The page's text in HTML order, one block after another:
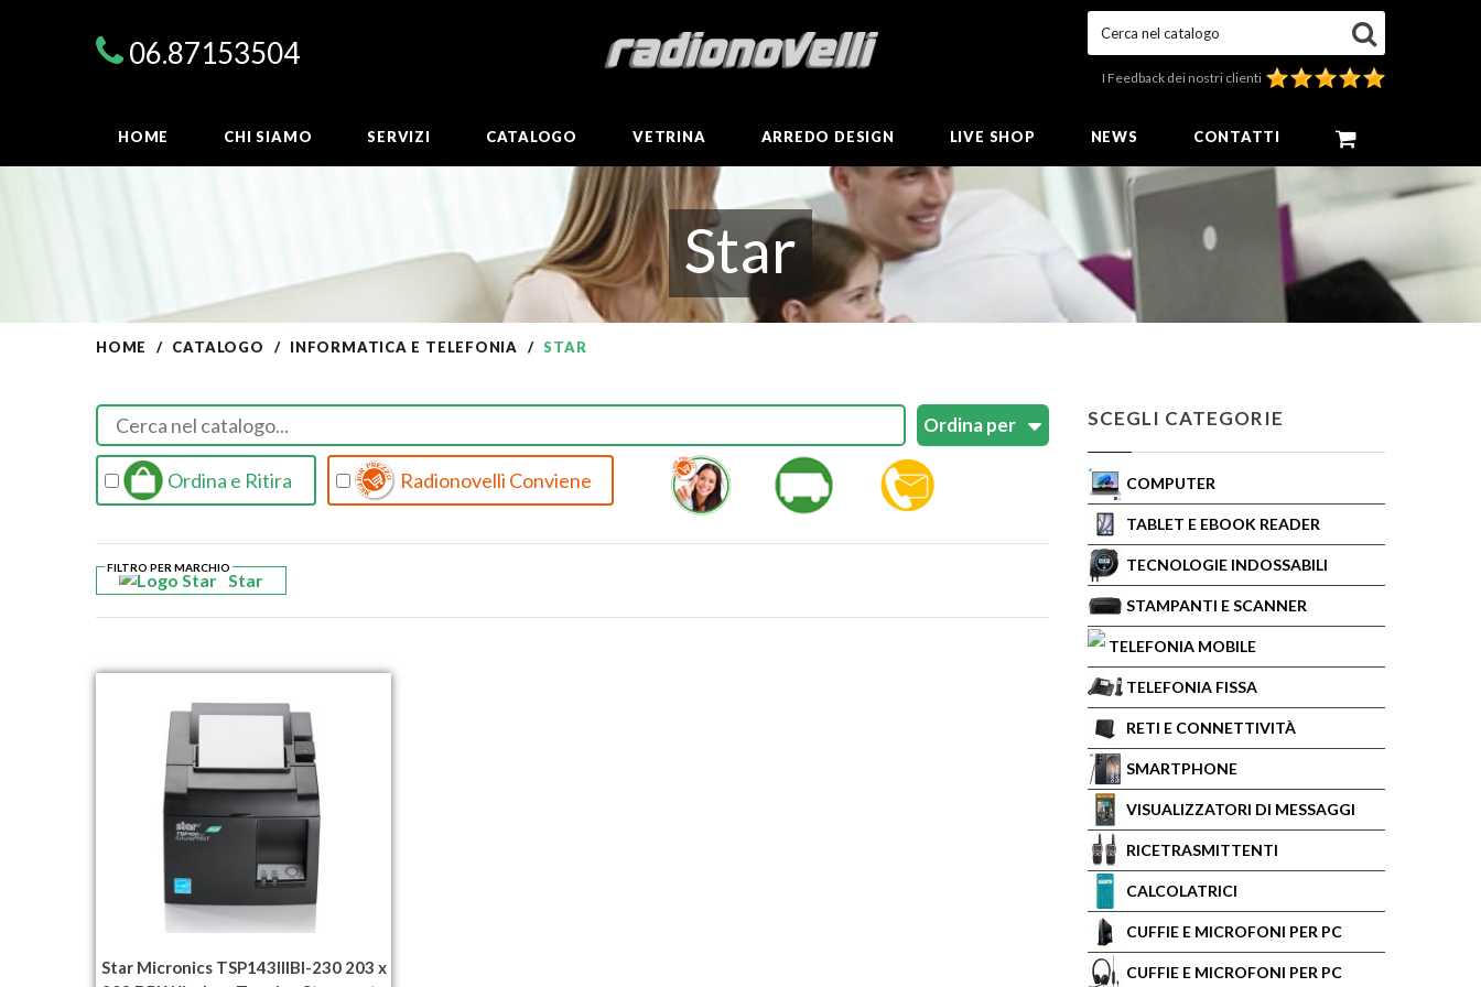
06.87153504
Cerca nel catalogo
I Feedback dei nostri clienti
HOME CHI SIAMO SERVIZI CATALOGO VETRINA ARREDO DESIGN LIVE SHOP NEWS CONTATTI
Star
HOME CATALOGO INFORMATICA E TELEFONIA STAR
SCEGLI CATEGORIE
COMPUTER
TABLET E EBOOK READER
TECNOLOGIE INDOSSABILI
STAMPANTI E SCANNER
TELEFONIA MOBILE
TELEFONIA FISSA
RETI E CONNETTIVITÀ
SMARTPHONE
VISUALIZZATORI DI MESSAGGI
RICETRASMITTENTI
CALCOLATRICI
CUFFIE E MICROFONI PER PC
CUFFIE E MICROFONI PER PC
Ordina e Ritira Radionovelli Conviene
Star
FILTRO PER MARCHIO
Star Micronics TSP143IIIBI-230 203 x